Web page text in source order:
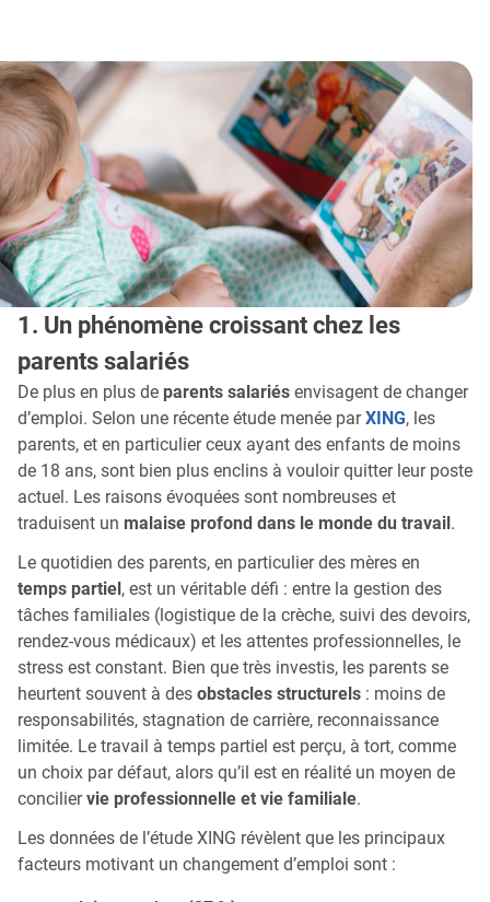
1. Un phénomène croissant chez les
parents salariés
De plus en plus de parents salariés envisagent de changer
d’emploi. Selon une récente étude menée parXING, les
parents, et en particulier ceux ayant des enfants de moins
de 18 ans, sont bien plus enclins à vouloir quitter leur poste
actuel. Les raisons évoquées sont nombreuses et
traduisent un malaise profond dans le monde du travail.
Le quotidien des parents, en particulier des mères en
temps partiel, est un véritable défi : entre la gestion des
tâches familiales (logistique de la crèche, suivi des devoirs,
rendez-vous médicaux) et les attentes professionnelles, le
stress est constant. Bien que très investis, les parents se
heurtent souvent à des obstacles structurels : moins de
responsabilités, stagnation de carrière, reconnaissance
limitée. Le travail à temps partiel est perçu, à tort, comme
un choix par défaut, alors qu’il est en réalité un moyen de
conciliervie professionnelle et vie familiale.
Les données de l’étude XING révèlent que les principaux
facteurs motivant un changement d’emploi sont :